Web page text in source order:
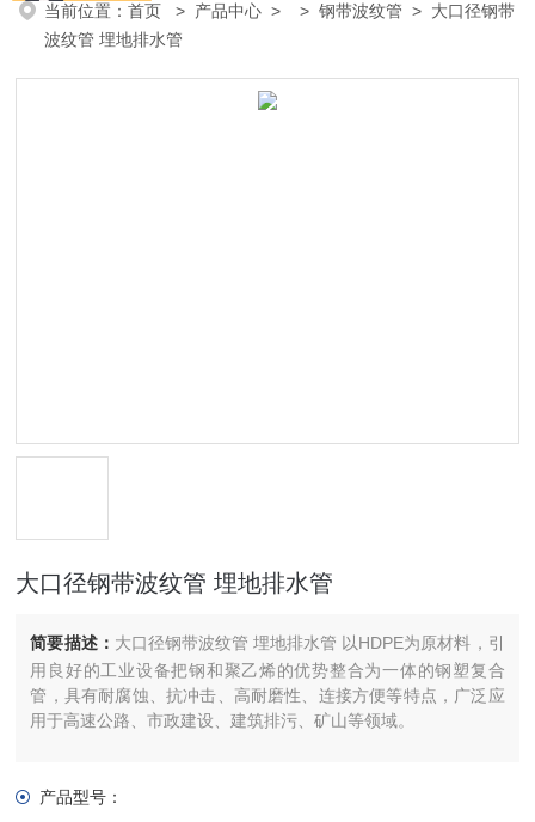
当前位置：首页 > 产品中心 > >钢带波纹管 > 大口径钢带
波纹管 埋地排水管
大口径钢带波纹管 埋地排水管
简要描述： 大口径钢带波纹管 埋地排水管 以HDPE为原材料，引
用良好的工业设备把钢和聚乙烯的优势整合为一体的钢塑复合
管，具有耐腐蚀、抗冲击、高耐磨性、连接方便等特点，广泛应
用于高速公路、市政建设、建筑排污、矿山等领域。
产品型号：